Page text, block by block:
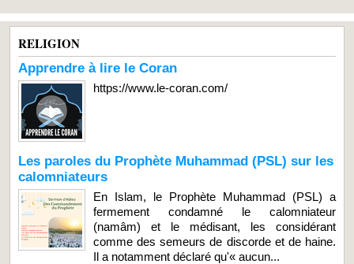
RELIGION
Apprendre à lire le Coran
https://www.le-coran.com/
Les paroles du Prophète Muhammad (PSL) sur les
calomniateurs
En Islam, le Prophète Muhammad (PSL) a
fermement condamné le calomniateur
(namâm) et le médisant, les considérant
comme des semeurs de discorde et de haine.
Il a notamment déclaré qu'« aucun...